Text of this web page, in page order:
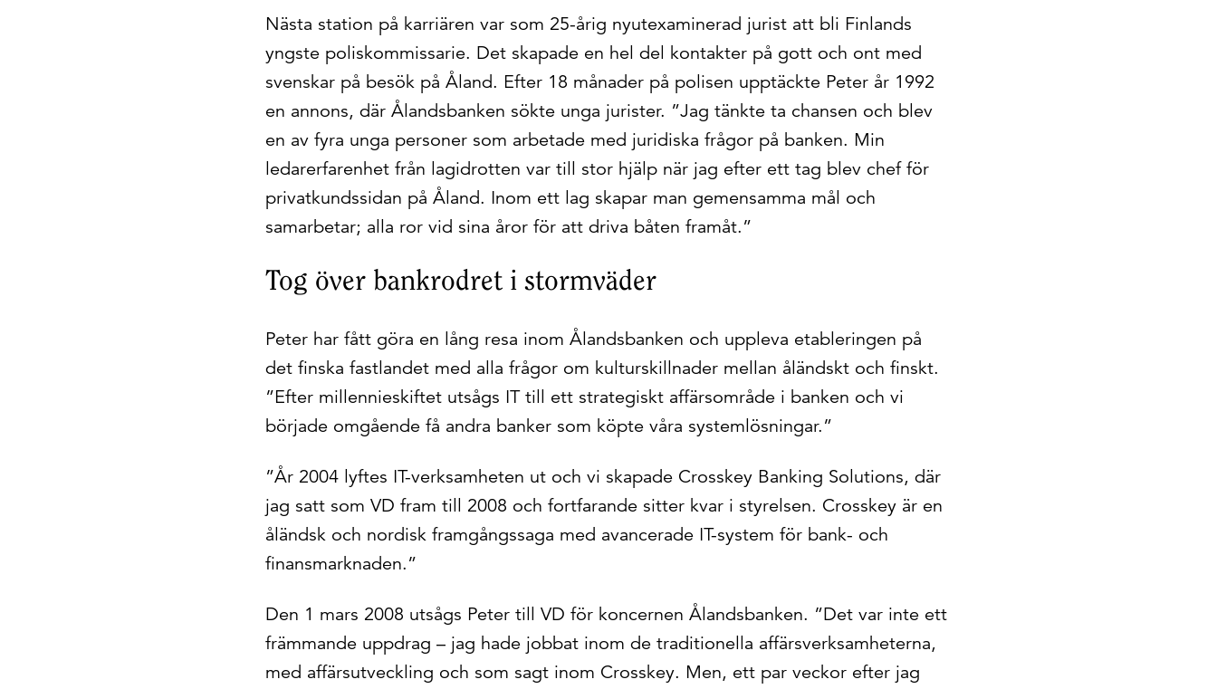
Nästa station på karriären var som 25-årig nyutexaminerad jurist att bli Finlands
yngste poliskommissarie. Det skapade en hel del kontakter på gott och ont med
svenskar på besök på Åland. Efter 18 månader på polisen upptäckte Peter år 1992
en annons, där Ålandsbanken sökte unga jurister. ”Jag tänkte ta chansen och blev
en av fyra unga personer som arbetade med juridiska frågor på banken. Min
ledarerfarenhet från lagidrotten var till stor hjälp när jag efter ett tag blev chef för
privatkundssidan på Åland. Inom ett lag skapar man gemensamma mål och
samarbetar; alla ror vid sina åror för att driva båten framåt.”
Tog över bankrodret i stormväder
Peter har fått göra en lång resa inom Ålandsbanken och uppleva etableringen på
det finska fastlandet med alla frågor om kulturskillnader mellan åländskt och finskt.
”Efter millennieskiftet utsågs IT till ett strategiskt affärsområde i banken och vi
började omgående få andra banker som köpte våra systemlösningar.”
”År 2004 lyftes IT-verksamheten ut och vi skapade Crosskey Banking Solutions, där
jag satt som VD fram till 2008 och fortfarande sitter kvar i styrelsen. Crosskey är en
åländsk och nordisk framgångssaga med avancerade IT-system för bank- och
finansmarknaden.”
Den 1 mars 2008 utsågs Peter till VD för koncernen Ålandsbanken. ”Det var inte ett
främmande uppdrag – jag hade jobbat inom de traditionella affärsverksamheterna,
med affärsutveckling och som sagt inom Crosskey. Men, ett par veckor efter jag